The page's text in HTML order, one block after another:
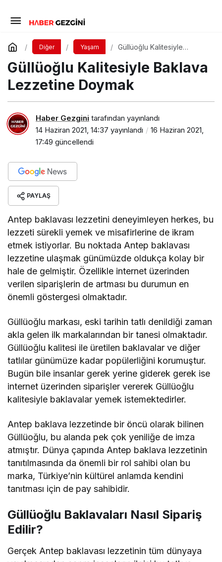
Diğer Yaşam
Güllüoğlu Kalitesiyle
Güllüoğlu Kalitesiyle Baklava
Lezzetine Doymak
Haber Gezgini tarafından yayınlandı
14 Haziran 2021, 14:37 yayınlandı
16 Haziran 2021,
17:49 güncellendi
PAYLAŞ
Antep baklavası lezzetini deneyimleyen herkes, bu
lezzeti sürekli yemek ve misafirlerine de ikram
etmek istiyorlar. Bu noktada Antep baklavası
lezzetine ulaşmak günümüzde oldukça kolay bir
hale de gelmiştir. Özellikle internet üzerinden
verilen siparişlerin de artması bu durumun en
önemli göstergesi olmaktadır.
Güllüoğlu markası, eski tarihin tatlı denildiği zaman
akla gelen ilk markalarından bir tanesi olmaktadır.
Güllüoğlu kalitesi ile üretilen baklavalar ve diğer
tatlılar günümüze kadar popülerliğini korumuştur.
Bugün bile insanlar gerek yerine giderek gerek ise
internet üzerinden siparişler vererek Güllüoğlu
kalitesiyle baklavalar yemek istemektedirler.
Antep baklava lezzetinde bir öncü olarak bilinen
Güllüoğlu, bu alanda pek çok yeniliğe de imza
atmıştır. Dünya çapında Antep baklava lezzetinin
tanıtılmasında da önemli bir rol sahibi olan bu
marka, Türkiye’nin kültürel anlamda kendini
tanıtması için de pay sahibidir.
Güllüoğlu Baklavaları Nasıl Sipariş
Edilir?
Gerçek Antep baklavası lezzetinin tüm dünyaya